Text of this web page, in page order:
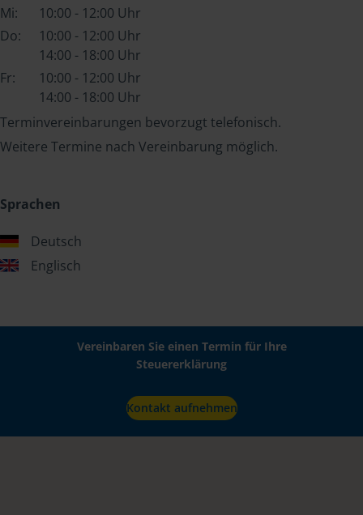
Mi:
10:00 - 12:00 Uhr
Do:
10:00 - 12:00 Uhr
14:00 - 18:00 Uhr
Fr:
10:00 - 12:00 Uhr
14:00 - 18:00 Uhr
Terminvereinbarungen bevorzugt telefonisch.
Weitere Termine nach Vereinbarung möglich.
Sprachen
Deutsch
Englisch
Vereinbaren Sie einen Termin für Ihre
Steuererklärung
Kontakt aufnehmen